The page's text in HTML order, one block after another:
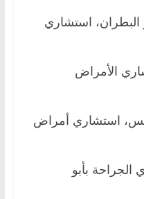
البطران، استشاري
الأمراض
استشاري أمراض
بأبو